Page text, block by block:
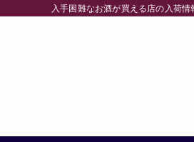
入手困難なお酒が買える店の入荷情